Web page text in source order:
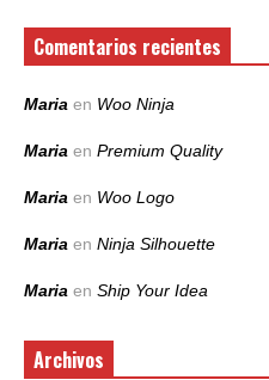
Comentarios recientes
Maria en Woo Ninja
Maria en Premium Quality
Maria en Woo Logo
Maria en Ninja Silhouette
Maria en Ship Your Idea
Archivos